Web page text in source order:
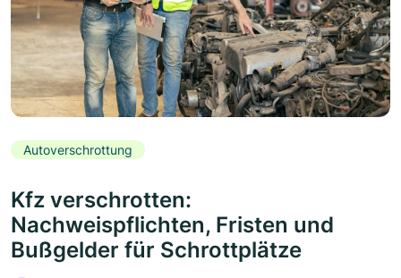
Autoverschrottung
Kfz verschrotten:
Nachweispflichten, Fristen und
Bußgelder für Schrottplätze